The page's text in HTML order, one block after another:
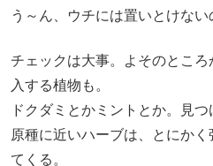
う～ん、ウチには置いとけない
チェックは大事。よそのとこ
入する植物も。
ドクダミとかミントとか。見つ
原種に近いハーブは、とにか
てくる。